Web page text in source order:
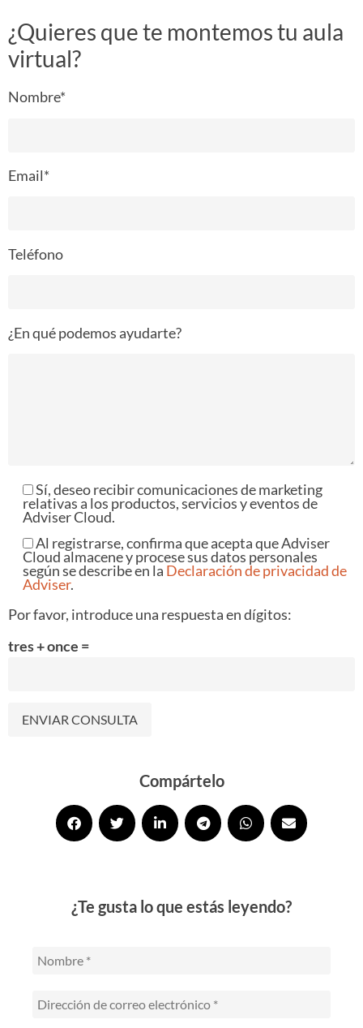
¿Quieres que te montemos tu aula
virtual?
Nombre*
Email*
Teléfono
¿En qué podemos ayudarte?
Sí, deseo recibir comunicaciones de marketing
relativas a los productos, servicios y eventos de
Adviser Cloud.
Al registrarse, confirma que acepta que Adviser
Cloud almacene y procese sus datos personales
según se describe en la Declaración de privacidad de
Adviser.
Por favor, introduce una respuesta en dígitos:
tres + once =
Compártelo
¿Te gusta lo que estás leyendo?